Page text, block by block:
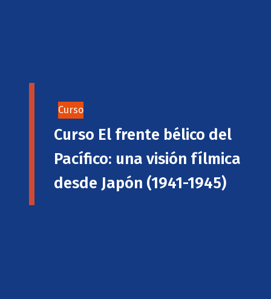
Curso
Curso El frente bélico del
Pacífico: una visión fílmica
desde Japón (1941-1945)